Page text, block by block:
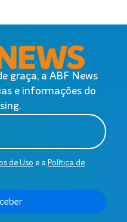
graça, a ABF News
e informações do
de Uso e a Política de